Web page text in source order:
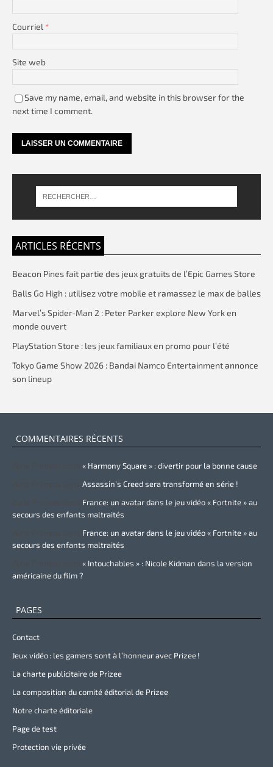
Courriel *
Site web
Save my name, email, and website in this browser for the
next time I comment.
ARTICLES RÉCENTS
Beacon Pines fait partie des jeux gratuits de l’Epic Games Store
Balls Go High : utilisez votre mobile et ramassez le max de balles
Marvel’s Spider-Man 2 : Peter Parker explore New York en
monde ouvert
PlayStation Store : les jeux familiaux en promo pour l’été
Tokyo Game Show 2026 : Bandai Namco Entertainment annonce
son lineup
COMMENTAIRES RÉCENTS
« Harmony Square » : divertir pour la bonne cause
Assassin’s Creed sera transformé en série !
France: un avatar dans le jeu vidéo « Fortnite » au
secours des enfants maltraités
France: un avatar dans le jeu vidéo « Fortnite » au
secours des enfants maltraités
« Intouchables » : Nicole Kidman dans la version
américaine du film ?
PAGES
Contact
Jeux vidéo : les gamers sont à l’honneur avec Prizee !
La charte publicitaire de Prizee
La composition du comité éditorial de Prizee
Notre charte éditoriale
Page de test
Protection vie privée